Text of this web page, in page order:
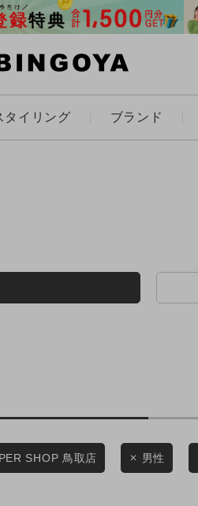
タイリング ブランド
件絞り込み検索
テゴリから探す
タイリングから探す
ランドから探す
価格
セール価格
SHOP 鳥取店 男性